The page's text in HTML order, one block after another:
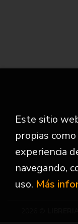
Este sitio
propias
experiencia
navegando,
uso. Más